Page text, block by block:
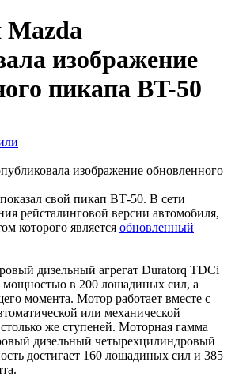
изображение
пикапа BT-50
свой пикап ВТ-50. В сети
рейсталинговой версии автомобиля,
которого является обновленный
дизельный агрегат Duratorq TDCi
мощностью в 200 лошадиных сил, а
момента. Мотор работает вместе с
или механической
же ступеней. Моторная гамма
дизельный четырехцилиндровый
достигает 160 лошадиных сил и 385